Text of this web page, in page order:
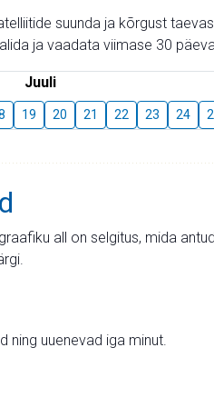
suunda ja kõrgust
ja vaadata viimase 30
Juuli
19 20 21 22 23 24
all on selgitus, mida
ning uuenevad iga minut.